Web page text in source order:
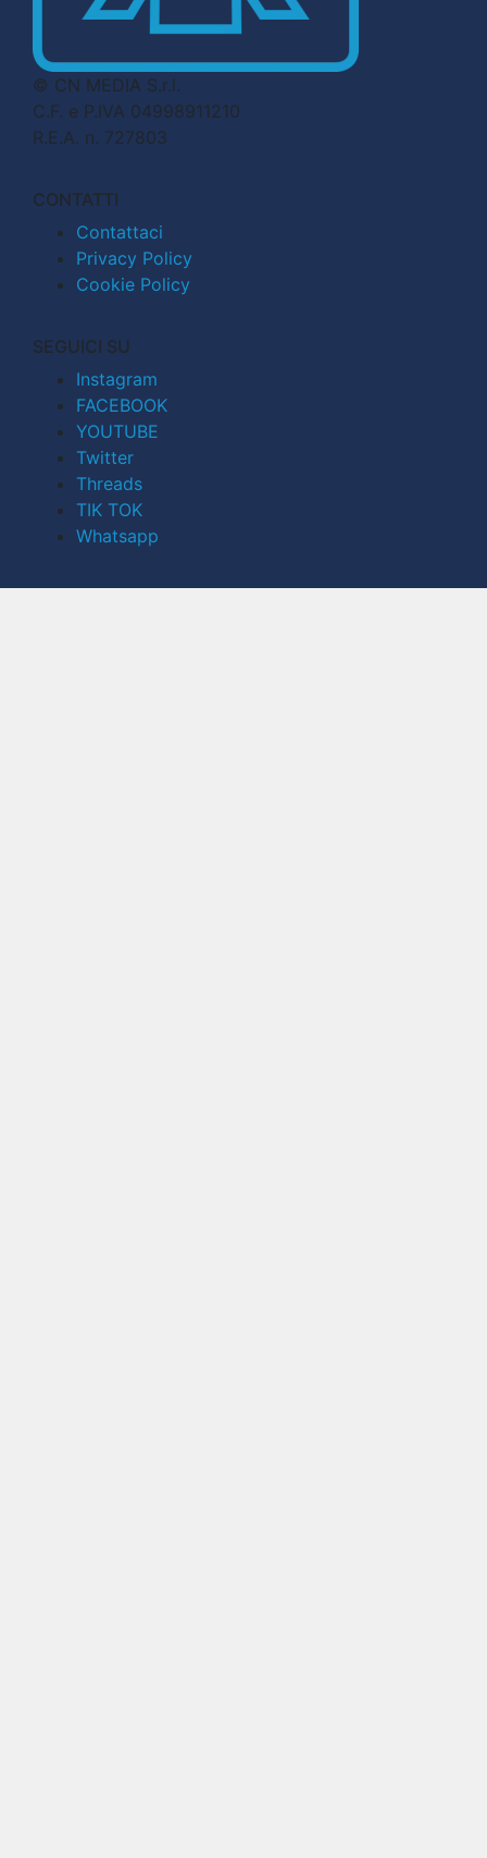
© CN MEDIA S.r.l.
C.F. e P.IVA 04998911210
R.E.A. n. 727803
CONTATTI
Contattaci
Privacy Policy
Cookie Policy
SEGUICI SU
Instagram
FACEBOOK
YOUTUBE
Twitter
Threads
TIK TOK
Whatsapp